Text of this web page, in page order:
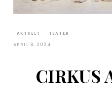
AKTUELT TEATER
APRIL 8, 2024
CIRKUS